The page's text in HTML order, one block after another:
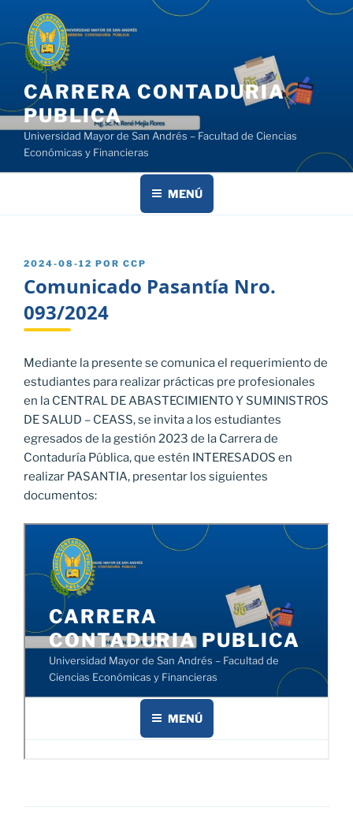
contenido
CARRERA CONTADURIA
PUBLICA
Universidad Mayor de San Andrés – Facultad de Ciencias
Económicas y Financieras
MENÚ
PUBLICADO
2024-08-12 POR CCP
Comunicado Pasantía Nro.
093/2024
Mediante la presente se comunica el requerimiento de
estudiantes para realizar prácticas pre profesionales
en la CENTRAL DE ABASTECIMIENTO Y SUMINISTROS
DE SALUD – CEASS, se invita a los estudiantes
egresados de la gestión 2023 de la Carrera de
Contaduría Pública, que estén INTERESADOS en
realizar PASANTIA, presentar los siguientes
documentos: